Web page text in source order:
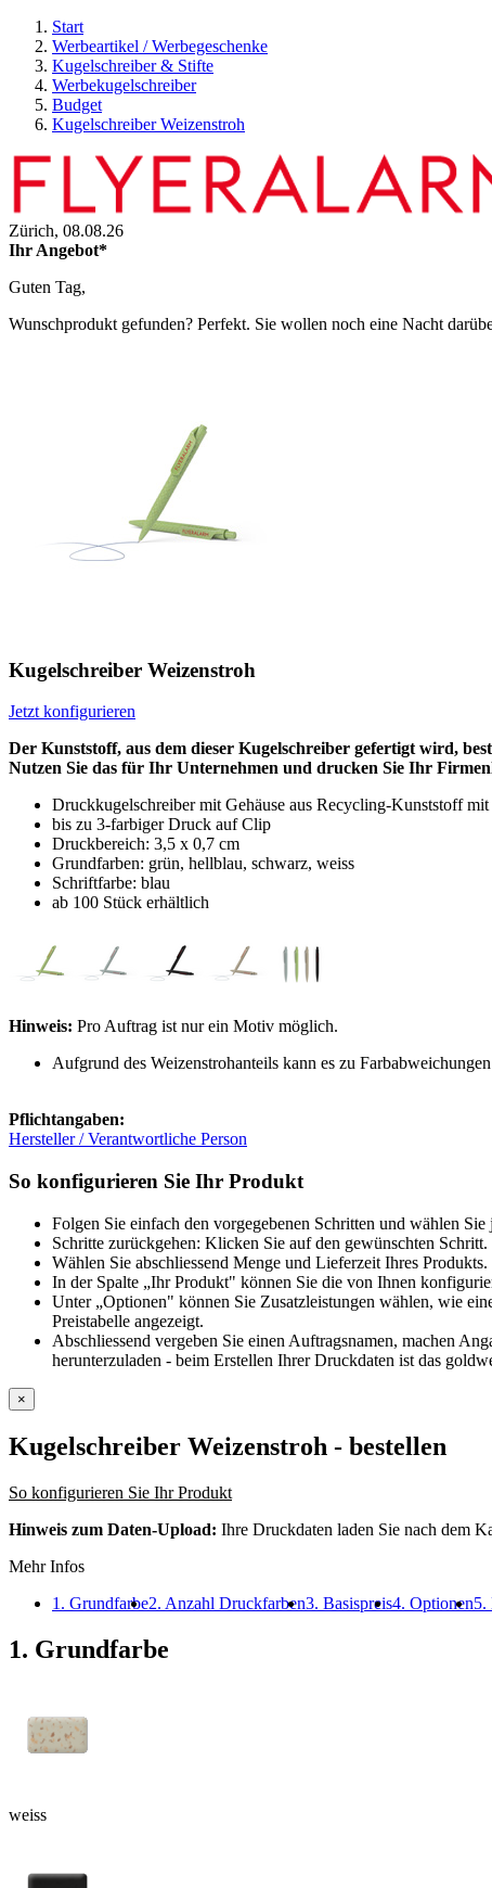
Start
Werbeartikel / Werbegeschenke
Kugelschreiber & Stifte
Werbekugelschreiber
Budget
Kugelschreiber Weizenstroh
Zürich, 08.08.26
Ihr Angebot*
Guten Tag,
Wunschprodukt gefunden? Perfekt. Sie wollen noch eine Nacht
Kugelschreiber Weizenstroh
Jetzt konfigurieren
Der Kunststoff, aus dem dieser Kugelschreiber gefertigt wird,
Nutzen Sie das für Ihr Unternehmen und drucken Sie Ihr
Druckkugelschreiber mit Gehäuse aus Recycling-Kunststoff
bis zu 3-farbiger Druck auf Clip
Druckbereich: 3,5 x 0,7 cm
Grundfarben: grün, hellblau, schwarz, weiss
Schriftfarbe: blau
ab 100 Stück erhältlich
Hinweis: Pro Auftrag ist nur ein Motiv möglich.
Aufgrund des Weizenstrohanteils kann es zu
Pflichtangaben:
Hersteller / Verantwortliche Person
So konfigurieren Sie Ihr Produkt
Folgen Sie einfach den vorgegebenen Schritten und wählen
Schritte zurückgehen: Klicken Sie auf den gewünschten Schritt.
Wählen Sie abschliessend Menge und Lieferzeit Ihres
In der Spalte „Ihr Produkt" können Sie die von Ihnen
Unter „Optionen" können Sie Zusatzleistungen wählen, wie
Preistabelle angezeigt.
Abschliessend vergeben Sie einen Auftragsnamen, machen
herunterzuladen - beim Erstellen Ihrer Druckdaten ist das
×
Kugelschreiber Weizenstroh - bestellen
So konfigurieren Sie Ihr Produkt
Hinweis zum Daten-Upload: Ihre Druckdaten laden Sie nach dem
Mehr Infos
1. Grundfarbe2. Anzahl Druckfarben3. Basispreis4. Optionen5.
1. Grundfarbe
weiss